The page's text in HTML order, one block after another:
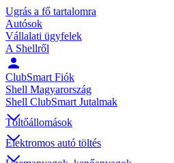
Ugrás a fő tartalomra
Autósok
Vállalati ügyfelek
A Shellről
ClubSmart Fiók
Shell Magyarország
Shell ClubSmart Jutalmak
Töltőállomások
Elektromos autó töltés